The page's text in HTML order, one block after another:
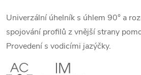
Univerzální úhelník s úhlem 90° a
spojování profilů z vnější strany
Provedení s vodicími jazýčky.